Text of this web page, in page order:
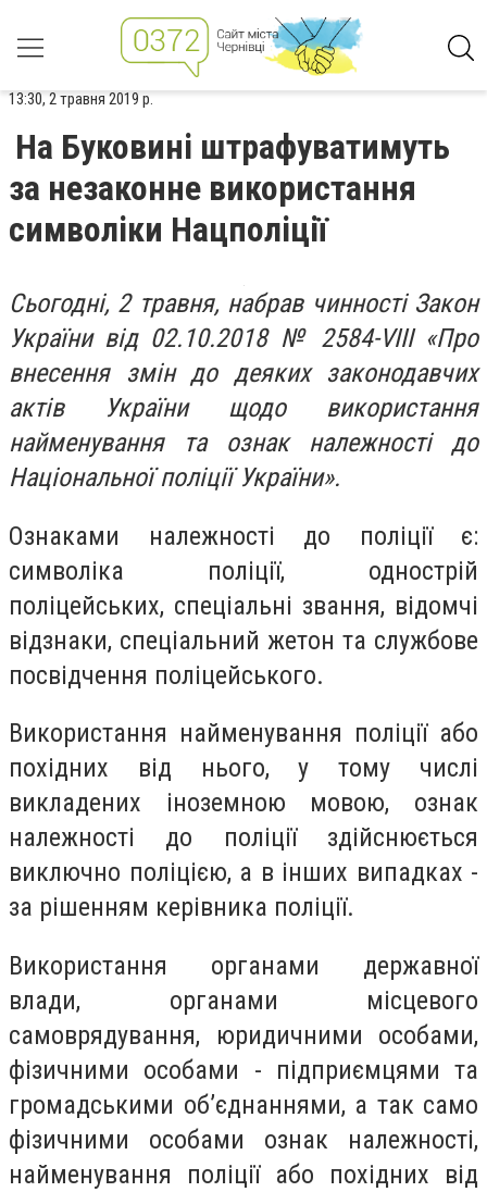
13:30, 2 травня 2019 р.
На Буковині штрафуватимуть
за незаконне використання
символіки Нацполіції
Сьогодні, 2 травня, набрав чинності Закон
України від 02.10.2018 № 2584-VIII «Про
внесення змін до деяких законодавчих
актів України щодо використання
найменування та ознак належності до
Національної поліції України».
Ознаками належності до поліції є:
символіка поліції, однострій
поліцейських, спеціальні звання, відомчі
відзнаки, спеціальний жетон та службове
посвідчення поліцейського.
Використання найменування поліції або
похідних від нього, у тому числі
викладених іноземною мовою, ознак
належності до поліції здійснюється
виключно поліцією, а в інших випадках -
за рішенням керівника поліції.
Використання органами державної
влади, органами місцевого
самоврядування, юридичними особами,
фізичними особами - підприємцями та
громадськими об’єднаннями, а так само
фізичними особами ознак належності,
найменування поліції або похідних від